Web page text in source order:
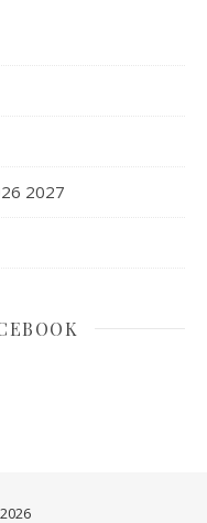
2027